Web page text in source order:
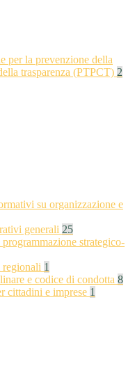
per la prevenzione della
trasparenza (PTPCT) 2
su organizzazione e
generali 25
strategico-
regionali 1
e codice di condotta 8
cittadini e imprese 1